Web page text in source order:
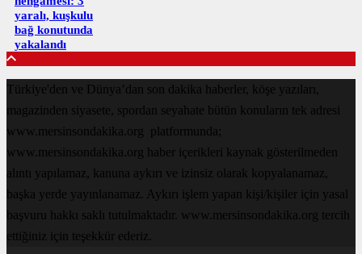
yaralı, kuşkulu
bağ konutunda
yakalandı
Türkiye'den ve Dünya’dan son dakika haberler, köşe yazıları,
magazinden siyasete, spordan seyahate bütün konuların tek adresi
www.mersinsondakika.org platformunda;
www.mersinsondakika.org haber içerikleri kaynak gösterilmeden
alıntı yapılamaz, kanuna aykırı ve izinsiz olarak kopyalanamaz,
başka yerde yayınlanamaz. Aykırı işlem yapan kişi/kişiler için yasal
başvuru hakkı saklı tutulmaktadır. www.mersinsondakika.org tercih
ettiğiniz için teşekkür ederiz.